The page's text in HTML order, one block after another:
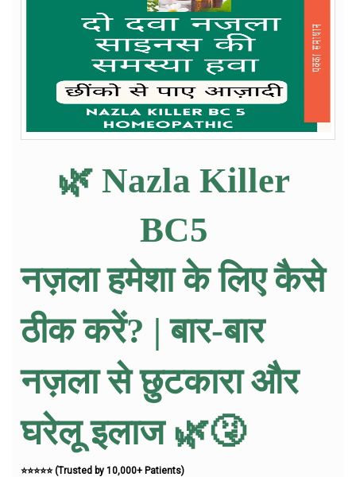
🌿 Nazla Killer
BC5
नज़ला हमेशा के लिए कैसे
ठीक करें? | बार-बार
नज़ला से छुटकारा और
घरेलू इलाज 🌿🤧
⭐⭐⭐⭐⭐ (Trusted by 10,000+ Patients)